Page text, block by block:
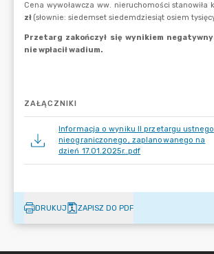
ZAŁĄCZNIKI
Informacja o wyniku II przetargu ustnego
nieograniczonego, zaplanowanego na
dzień 17.01.2025r..pdf
DRUKUJ ZAPISZ DO PDF